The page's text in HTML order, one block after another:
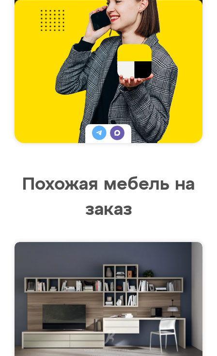
Похожая мебель на
заказ